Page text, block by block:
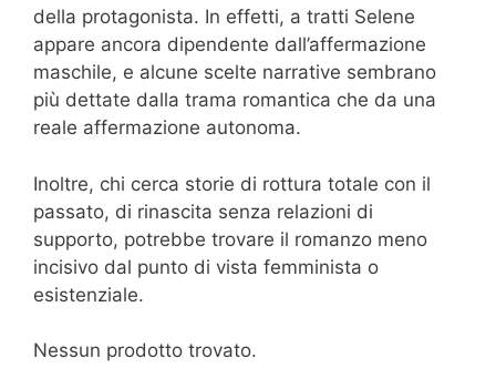
della protagonista. In effetti, a tratti Selene
appare ancora dipendente dall’affermazione
maschile, e alcune scelte narrative sembrano
più dettate dalla trama romantica che da una
reale affermazione autonoma.
Inoltre, chi cerca storie di rottura totale con il
passato, di rinascita senza relazioni di
supporto, potrebbe trovare il romanzo meno
incisivo dal punto di vista femminista o
esistenziale.
Nessun prodotto trovato.